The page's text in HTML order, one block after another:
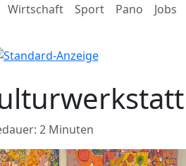
Wirtschaft Sport Pano Jobs
2 Minuten